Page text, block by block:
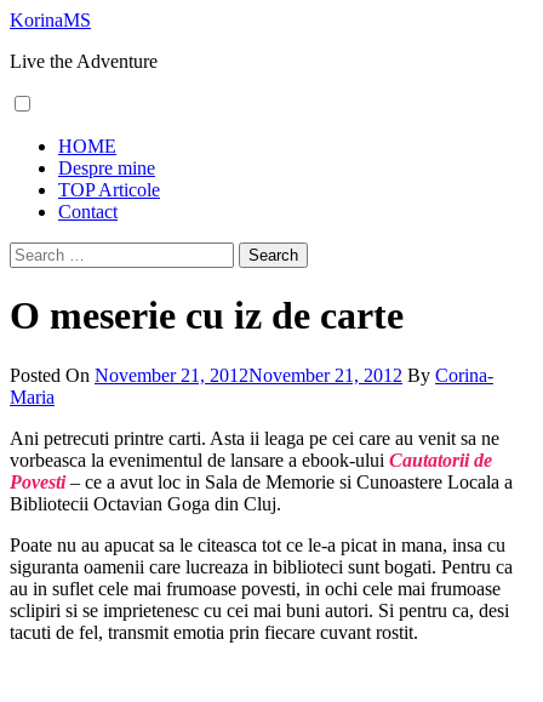
Skip
content
KorinaMS
Live the Adventure
Menu
HOME
Despre mine
TOP Articole
Contact
Search
for:
O meserie cu iz de carte
Posted On November 21, 2012November 21, 2012 By Corina-
Maria
Ani petrecuti printre carti. Asta ii leaga pe cei care au venit sa ne
vorbeasca la evenimentul de lansare a ebook-ului Cautatorii de
Povesti – ce a avut loc in Sala de Memorie si Cunoastere Locala a
Bibliotecii Octavian Goga din Cluj.
Poate nu au apucat sa le citeasca tot ce le-a picat in mana, insa cu
siguranta oamenii care lucreaza in biblioteci sunt bogati. Pentru ca
au in suflet cele mai frumoase povesti, in ochi cele mai frumoase
sclipiri si se imprietenesc cu cei mai buni autori. Si pentru ca, desi
tacuti de fel, transmit emotia prin fiecare cuvant rostit.